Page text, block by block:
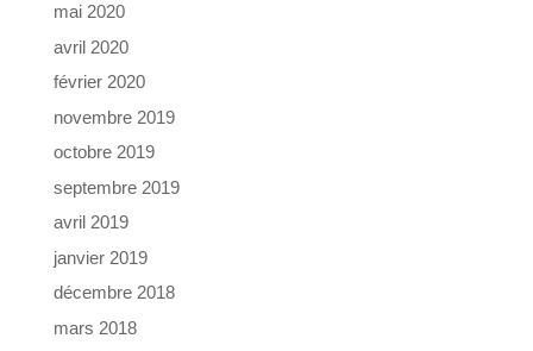
mai 2020
avril 2020
février 2020
novembre 2019
octobre 2019
septembre 2019
avril 2019
janvier 2019
décembre 2018
mars 2018